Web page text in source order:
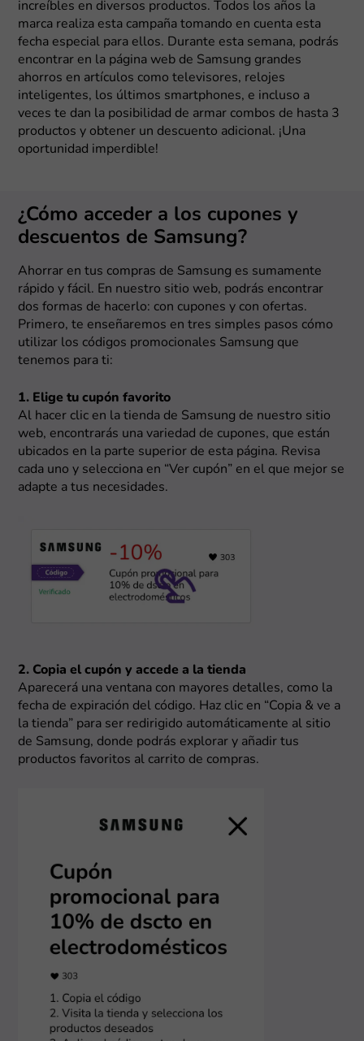
increíbles en diversos productos. Todos los años la
marca realiza esta campaña tomando en cuenta esta
fecha especial para ellos. Durante esta semana, podrás
encontrar en la página web de Samsung grandes
ahorros en artículos como televisores, relojes
inteligentes, los últimos smartphones, e incluso a
veces te dan la posibilidad de armar combos de hasta 3
productos y obtener un descuento adicional. ¡Una
oportunidad imperdible!
¿Cómo acceder a los cupones y
descuentos de Samsung?
Ahorrar en tus compras de Samsung es sumamente
rápido y fácil. En nuestro sitio web, podrás encontrar
dos formas de hacerlo: con cupones y con ofertas.
Primero, te enseñaremos en tres simples pasos cómo
utilizar los códigos promocionales Samsung que
tenemos para ti:
1. Elige tu cupón favorito
Al hacer clic en la tienda de Samsung de nuestro sitio
web, encontrarás una variedad de cupones, que están
ubicados en la parte superior de esta página. Revisa
cada uno y selecciona en “Ver cupón” en el que mejor se
adapte a tus necesidades.
2. Copia el cupón y accede a la tienda
Aparecerá una ventana con mayores detalles, como la
fecha de expiración del código. Haz clic en “Copia & ve a
la tienda” para ser redirigido automáticamente al sitio
de Samsung, donde podrás explorar y añadir tus
productos favoritos al carrito de compras.